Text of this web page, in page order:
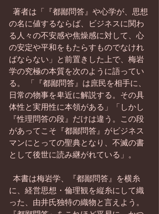
の名に値するならば、ビジネスに関わ
る人々の不安感や焦燥感に対して、心
の安定や平和をもたらすものでなけれ
ばならない」と前置きした上で、梅岩
学の究極の本質を次のように語ってい
る。 「『都鄙問答』は庶民を相手に、
日常の物事を卑近に解説する。その具
体性と実用性に本領がある」「しかし
『性理問答の段』だけは違う。この段
があってこそ『都鄙問答』がビジネス
マンにとっての聖典となり、不滅の書
として後世に読み継がれている」。
に、経営思想・倫理観を縦糸にして織
った、由井氏独特の織物と言えよう。